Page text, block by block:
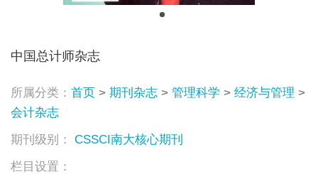
中国总计师杂志
所属分类： 首页 > 期刊杂志 > 管理科学 > 经济与管理 >
会计杂志
期刊级别：
CSSCI南大核心期刊
栏目设置：